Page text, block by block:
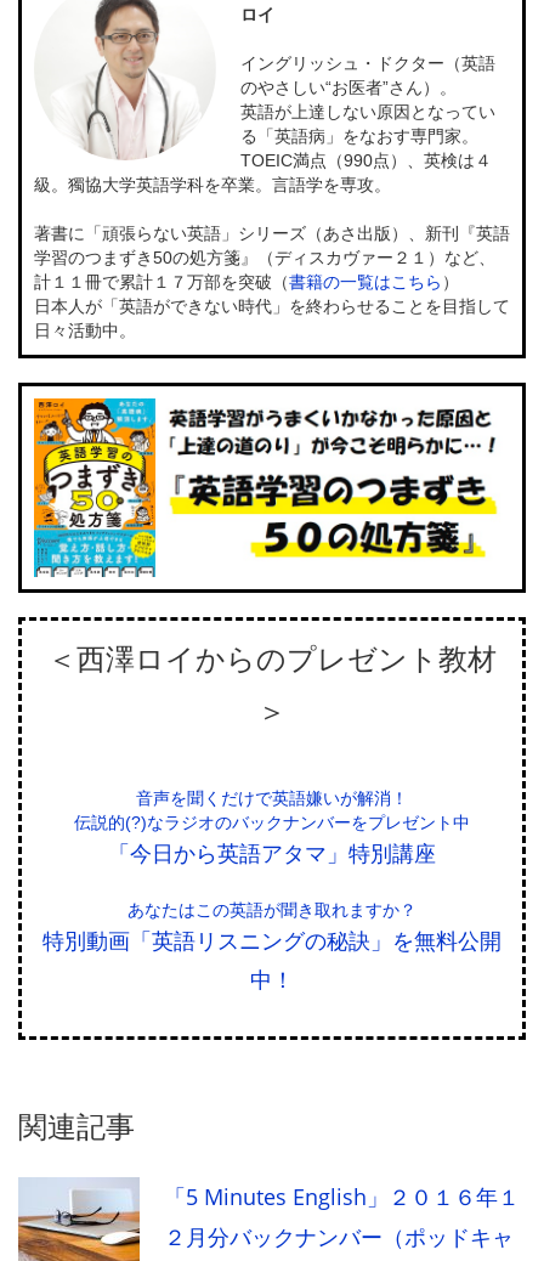
ロイ
イングリッシュ・ドクター（英語
のやさしい“お医者”さん）。
英語が上達しない原因となってい
る「英語病」をなおす専門家。
TOEIC満点（990点）、英検は４
級。獨協大学英語学科を卒業。言語学を専攻。
著書に「頑張らない英語」シリーズ（あさ出版）、新刊『英語
学習のつまずき50の処方箋』（ディスカヴァー２１）など、
計１１冊で累計１７万部を突破（書籍の一覧はこちら ）
日本人が「英語ができない時代」を終わらせることを目指して
日々活動中。
＜西澤ロイからのプレゼント教材
＞
音声を聞くだけで英語嫌いが解消！
伝説的(?)なラジオのバックナンバーをプレゼント中
「今日から英語アタマ」特別講座
あなたはこの英語が聞き取れますか？
特別動画「英語リスニングの秘訣」を無料公開
中！
関連記事
「5 Minutes English」２０１６年１
２月分バックナンバー（ポッドキャ